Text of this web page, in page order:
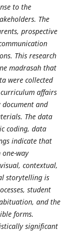
to the
The
prospective
This research
madrasah that
were collected
affairs
and
The data
coding, data
indicate that
way
contextual,
storytelling is
student
and the
forms.
significant